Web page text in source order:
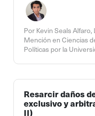
Por Kevin Seals
Mención en Ciencias
Políticas por la
Resarcir daños
exclusivo y
II)